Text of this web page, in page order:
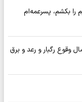
بکشم، پسرعمه‌ام
وقوع رگبار و رعد و برق